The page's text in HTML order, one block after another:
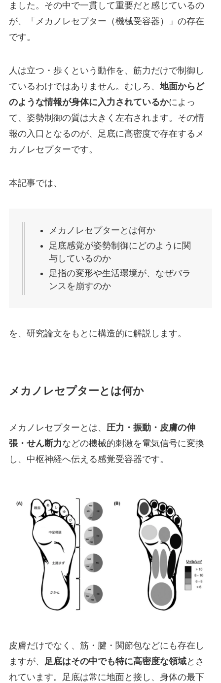
ました。その中で一貫して重要だと感じているの
が、「メカノレセプター（機械受容器）」の存在
です。
人は立つ・歩くという動作を、筋力だけで制御し
ているわけではありません。むしろ、地面からど
のような情報が身体に入力されているかによっ
て、姿勢制御の質は大きく左右されます。その情
報の入口となるのが、足底に高密度で存在するメ
カノレセプターです。
本記事では、
メカノレセプターとは何か
足底感覚が姿勢制御にどのように関
与しているのか
足指の変形や生活環境が、なぜバラ
ンスを崩すのか
を、研究論文をもとに構造的に解説します。
メカノレセプターとは何か
メカノレセプターとは、 圧力・振動・皮膚の伸
張・せん断力などの機械的刺激を電気信号に変換
し、中枢神経へ伝える感覚受容器です。
皮膚だけでなく、筋・腱・関節包などにも存在し
ますが、
足底はその中でも特に高密度な領域とさ
れています。足底は常に地面と接し、身体の最下